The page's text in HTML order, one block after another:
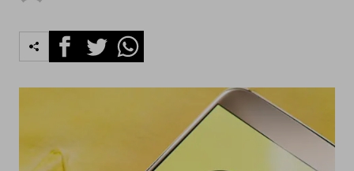
FacebookTwitterWhatsapp